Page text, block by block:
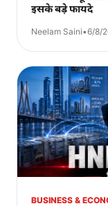
इसके बड़े फायदे
Neelam Saini•6/8/
BUSINESS &